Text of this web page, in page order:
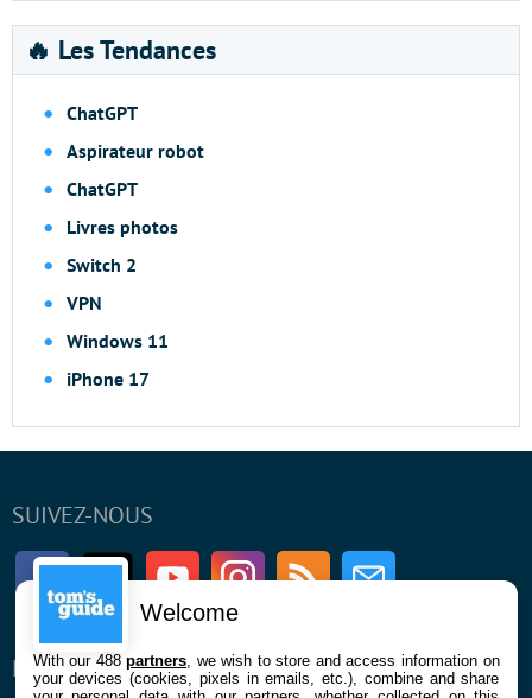
🔥 Les Tendances
ChatGPT
Aspirateur robot
ChatGPT
Livres photos
Switch 2
VPN
Windows 11
iPhone 17
SUIVEZ-NOUS
FacebookTwitter Youtube InstagramRSS Newsletter
ENTREPRISE À PROPOS
Welcome
With our 488partners , we wish to store and access information on
your devices (cookies, pixels in emails, etc.), combine and share